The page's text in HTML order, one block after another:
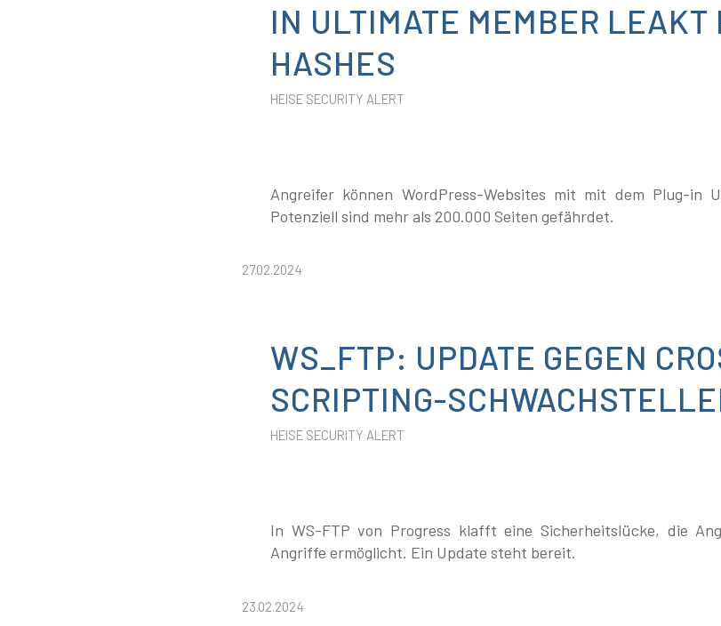
IN ULTIMATE MEMBER LEAKT
HASHES
HEISE SECURITY ALERT
Angreifer können WordPress-Websites mit mit dem Plug-in
Potenziell sind mehr als 200.000 Seiten gefährdet.
27.02.2024
WS_FTP: UPDATE GEGEN
SCRIPTING-
HEISE SECURITY ALERT
In WS-FTP von Progress klafft eine Sicherheitslücke, die
Angriffe ermöglicht. Ein Update steht bereit.
23.02.2024